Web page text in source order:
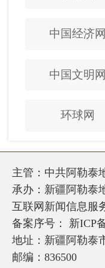
中国经济网
中国文明网
环球网
主管：中共阿勒泰
承办：新疆阿勒泰
互联网新闻信息服
备案序号： 新ICP
地址：新疆阿勒泰
邮编：836500